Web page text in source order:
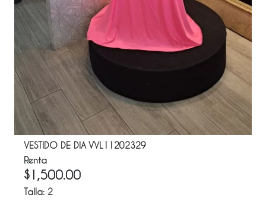
VESTIDO DE DIA VVL11202329
Renta
$ 1,500.00
Talla: 2